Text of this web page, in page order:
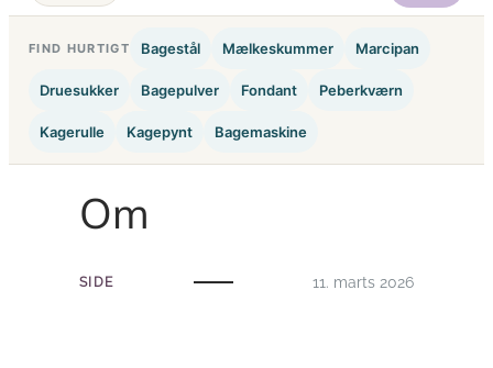
FIND HURTIGT Bagestål Mælkeskummer Marcipan
Druesukker Bagepulver Fondant Peberkværn
Kagerulle Kagepynt Bagemaskine
Om
SIDE 11. marts 2026